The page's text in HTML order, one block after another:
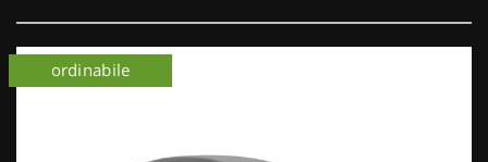
ordinabile